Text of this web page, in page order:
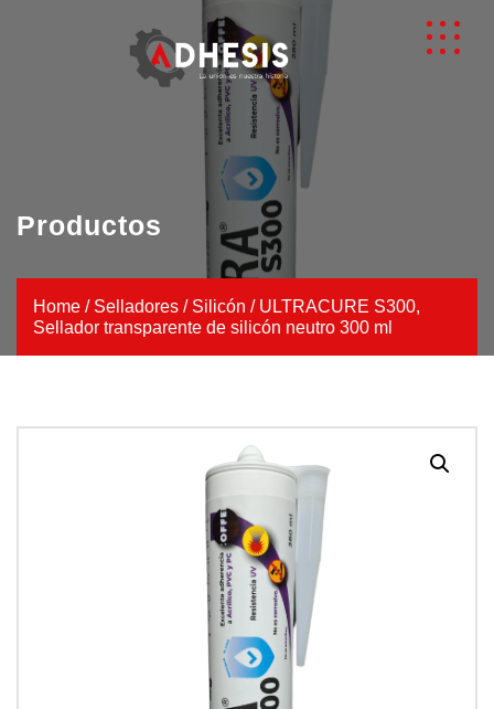
Productos
Home / Selladores / Silicón / ULTRACURE S300,
Sellador transparente de silicón neutro 300 ml